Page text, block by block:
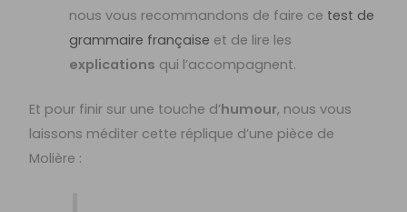
nous vous recommandons de faire ce test de
grammaire française et de lire les
explications qui l’accompagnent.
Et pour finir sur une touche d’humour, nous vous
laissons méditer cette réplique d’une pièce de
Molière :